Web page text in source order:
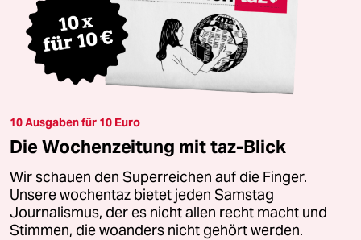
10 Ausgaben für 10 Euro
Die Wochenzeitung mit taz-Blick
Wir schauen den Superreichen auf die Finger.
Unsere wochentaz bietet jeden Samstag
Journalismus, der es nicht allen recht macht und
Stimmen, die woanders nicht gehört werden.